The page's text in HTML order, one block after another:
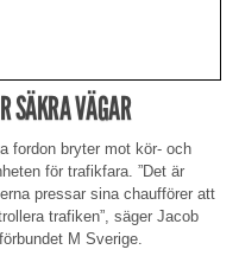
SÄKRA VÄGAR
fordon bryter mot kör- och
för trafikfara. ”Det är
pressar sina chaufförer att
trafiken”, säger Jacob
M Sverige.